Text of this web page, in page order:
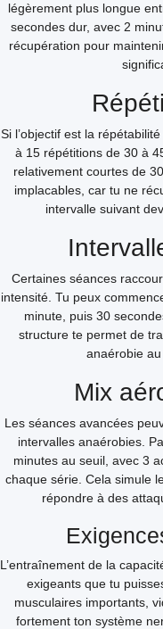
légèrement plus longue
secondes dur, avec 2
récupération pour
Si l’objectif est la
à 15 répétitions de 30 à
relativement courtes de
implacables, car tu ne
intervalle suivant
Certaines séances
intensité. Tu peux
minute, puis 30
structure te permet de
anaérobie au
Mix
Les séances avancées
intervalles anaérobies.
minutes au seuil, avec 3
chaque série. Cela simule
répondre à des
L’entraînement de la
exigeants que tu
musculaires importants,
fortement ton système